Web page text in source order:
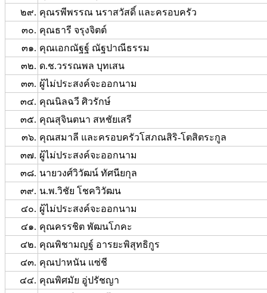
๒๙. คุณรพีพรรณ นราสวัสดิ์ และครอบครัว
๓๐. คุณธารี จรุงจิตต์
๓๑. คุณเอกณัฐฐ์ ณัฐปาณีธรรม
๓๒. ด.ช.วรรณพล บุทเสน
๓๓. ผู้ไม่ประสงค์จะออกนาม
๓๔. คุณนิลฉวี ศิวรักษ์
๓๕. คุณสุจินตนา สหชัยเสรี
๓๖. คุณสมาลี และครอบครัวโสภณสิริ-โตสิตระกูล
๓๗. ผู้ไม่ประสงค์จะออกนาม
๓๘. นายวงศ์วิวัฒน์ ทัศนียกุล
๓๙. น.พ.วิชัย โชควิวัฒน
๔๐. ผู้ไม่ประสงค์จะออกนาม
๔๑. คุณครรชิต พัฒนโภคะ
๔๒. คุณพิชามญฐ์ อารยะพิสุทธิกูร
๔๓. คุณปาหนัน แซ่ชี
๔๔. คุณพิศมัย อู่ปรัชญา